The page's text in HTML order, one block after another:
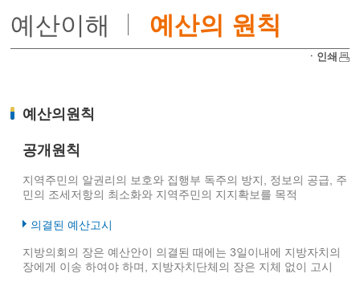
예산이해 예산의 원칙
ㆍ인쇄
예산의원칙
공개원칙
지역주민의 알권리의 보호와 집행부 독주의 방지, 정보의 공급, 주
민의 조세저항의 최소화와 지역주민의 지지확보를 목적
의결된 예산고시
지방의회의 장은 예산안이 의결된 때에는 3일이내에 지방자치의
장에게 이송 하여야 하며, 지방자치단체의 장은 지체 없이 고시